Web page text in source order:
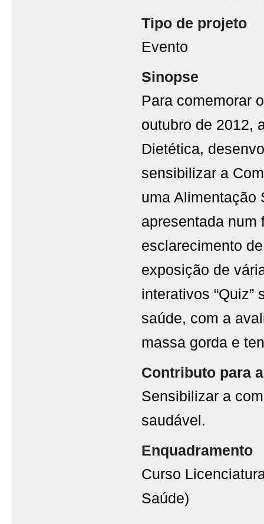
Tipo de projeto
Evento
Sinopse
Para comemorar
outubro de 2012,
Dietética,
sensibilizar a
uma Alimentação
apresentada num
esclarecimento
exposição de
interativos
saúde, com a
massa gorda e
Contributo para
Sensibilizar a
saudável.
Enquadramento
Curso
Saúde)